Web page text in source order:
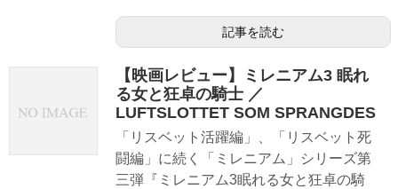
記事を読む
【映画レビュー】ミレニアム3 眠れ
る女と狂卓の騎士 ／
LUFTSLOTTET SOM SPRANGDES
「リスベット活躍編」、「リスベット死
闘編」に続く「ミレニアム」シリーズ第
三弾『ミレニアム3眠れる女と狂卓の騎